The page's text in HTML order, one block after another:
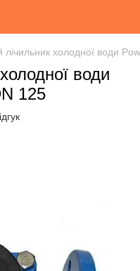
лічильник холодної води
води
125